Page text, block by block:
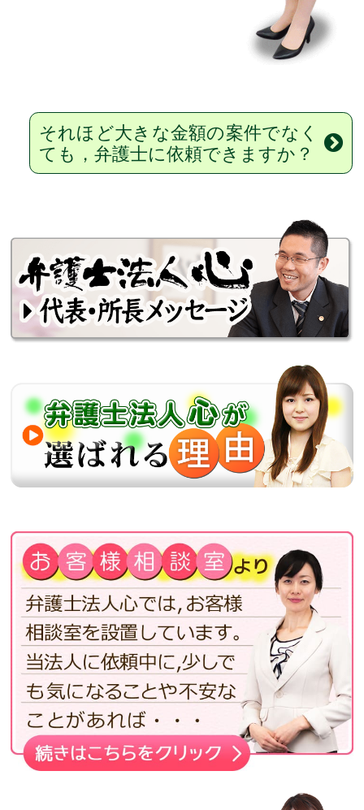
それほど大きな金額の案件でなく
ても，弁護士に依頼できますか？